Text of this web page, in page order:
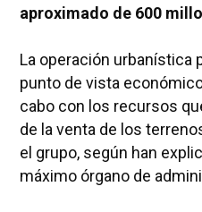
aproximado de 600
La operación urbanística
punto de vista
cabo con los recursos
de la venta de los
el grupo, según han
máximo órgano de